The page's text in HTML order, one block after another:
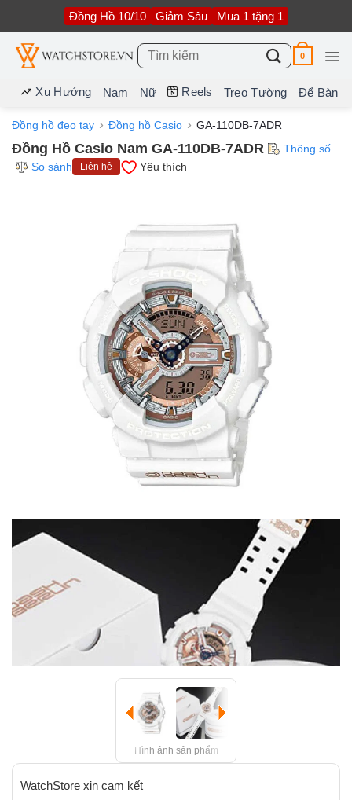
nội
dung
Đồng Hồ 10/10 Giảm Sâu Mua 1 tặng 1
Tìm
kiếm:
0
Xu Hướng Nam Nữ Reels Treo Tường Để Bàn
Đồng hồ đeo tay Đồng hồ Casio GA-110DB-7ADR
Đồng Hồ Casio Nam GA-110DB-7ADR
Thông số
So sánh
Liên hệ Yêu thích
Hình ảnh sản phẩm
WatchStore xin cam kết